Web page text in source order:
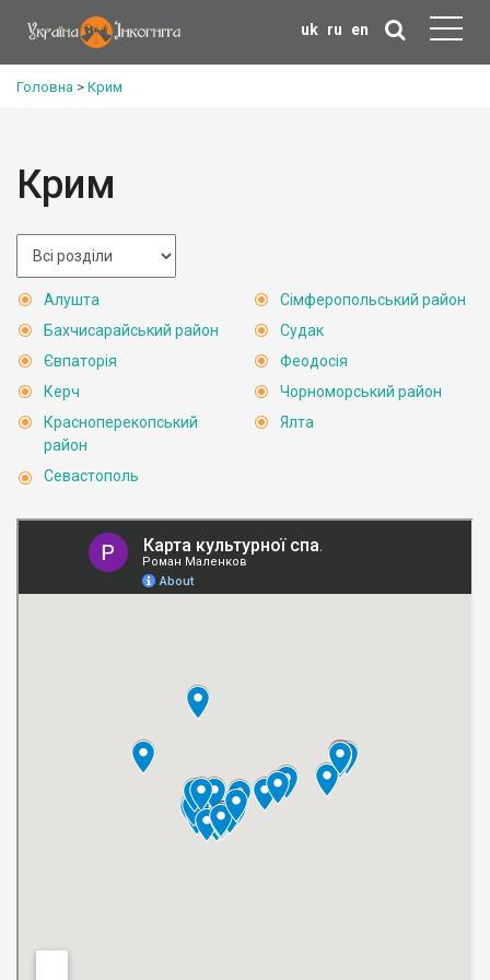
uk ru en
Головна > Крим
Крим
Алушта
Бахчисарайський район
Євпаторія
Керч
Красноперекопський
район
Севастополь
Сімферопольський район
Судак
Феодосія
Чорноморський район
Ялта